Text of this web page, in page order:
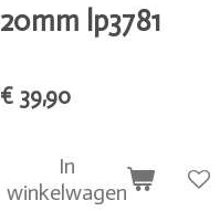
20mm lp3781
€ 39,90
In
winkelwagen